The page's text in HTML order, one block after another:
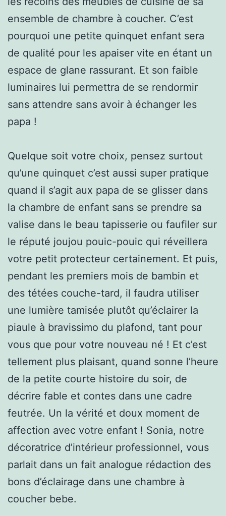
ensemble de chambre à coucher. C’est
pourquoi une petite quinquet enfant sera
de qualité pour les apaiser vite en étant un
espace de glane rassurant. Et son faible
luminaires lui permettra de se rendormir
sans attendre sans avoir à échanger les
papa !
Quelque soit votre choix, pensez surtout
qu’une quinquet c’est aussi super pratique
quand il s’agit aux papa de se glisser dans
la chambre de enfant sans se prendre sa
valise dans le beau tapisserie ou faufiler sur
le réputé joujou pouic-pouic qui réveillera
votre petit protecteur certainement. Et puis,
pendant les premiers mois de bambin et
des tétées couche-tard, il faudra utiliser
une lumière tamisée plutôt qu’éclairer la
piaule à bravissimo du plafond, tant pour
vous que pour votre nouveau né ! Et c’est
tellement plus plaisant, quand sonne l’heure
de la petite courte histoire du soir, de
décrire fable et contes dans une cadre
feutrée. Un la vérité et doux moment de
affection avec votre enfant ! Sonia, notre
décoratrice d’intérieur professionnel, vous
parlait dans un fait analogue rédaction des
bons d’éclairage dans une chambre à
coucher bebe.